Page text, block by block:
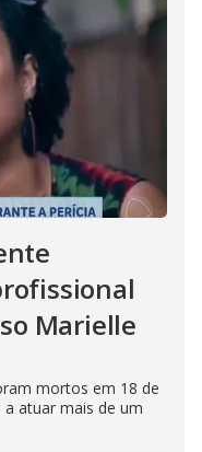
Marielle
mortos em 18 de
atuar mais de um